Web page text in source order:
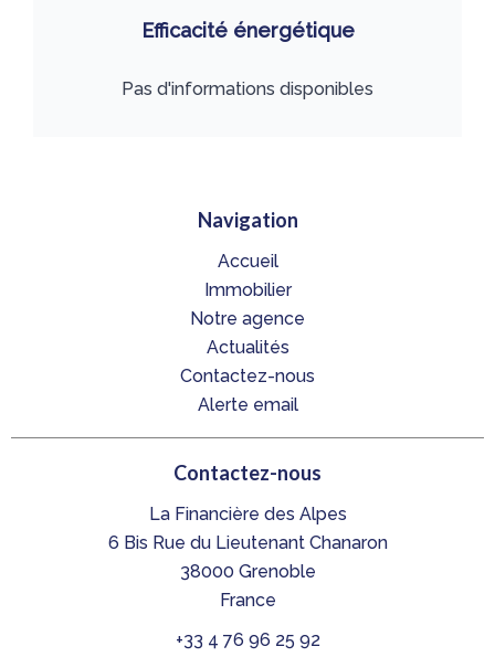
Efficacité énergétique
Pas d'informations disponibles
Navigation
Accueil
Immobilier
Notre agence
Actualités
Contactez-nous
Alerte email
Contactez-nous
La Financière des Alpes
6 Bis Rue du Lieutenant Chanaron
38000 Grenoble
France
+33 4 76 96 25 92